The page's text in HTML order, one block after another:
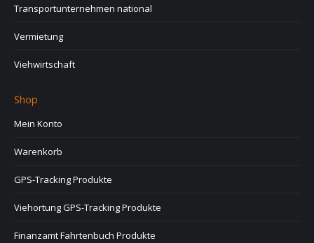
Transportunternehmen national
Vermietung
Viehwirtschaft
Shop
Mein Konto
Warenkorb
GPS-Tracking Produkte
Viehortung GPS-Tracking Produkte
Finanzamt Fahrtenbuch Produkte